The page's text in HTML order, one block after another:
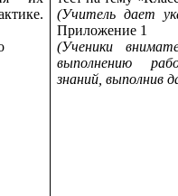
(Учитель дает
Приложение 1
(Ученики
выполнению
знаний, выполнив